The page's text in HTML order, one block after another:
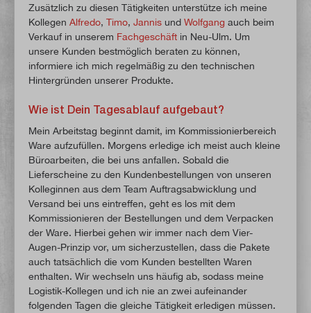
Zusätzlich zu diesen Tätigkeiten unterstütze ich meine
Kollegen Alfredo, Timo, Jannis und Wolfgang auch beim
Verkauf in unserem Fachgeschäft in Neu-Ulm. Um
unsere Kunden bestmöglich beraten zu können,
informiere ich mich regelmäßig zu den technischen
Hintergründen unserer Produkte.
Wie ist Dein Tagesablauf aufgebaut?
Mein Arbeitstag beginnt damit, im Kommissionierbereich
Ware aufzufüllen. Morgens erledige ich meist auch kleine
Büroarbeiten, die bei uns anfallen. Sobald die
Lieferscheine zu den Kundenbestellungen von unseren
Kolleginnen aus dem Team Auftragsabwicklung und
Versand bei uns eintreffen, geht es los mit dem
Kommissionieren der Bestellungen und dem Verpacken
der Ware. Hierbei gehen wir immer nach dem Vier-
Augen-Prinzip vor, um sicherzustellen, dass die Pakete
auch tatsächlich die vom Kunden bestellten Waren
enthalten. Wir wechseln uns häufig ab, sodass meine
Logistik-Kollegen und ich nie an zwei aufeinander
folgenden Tagen die gleiche Tätigkeit erledigen müssen.